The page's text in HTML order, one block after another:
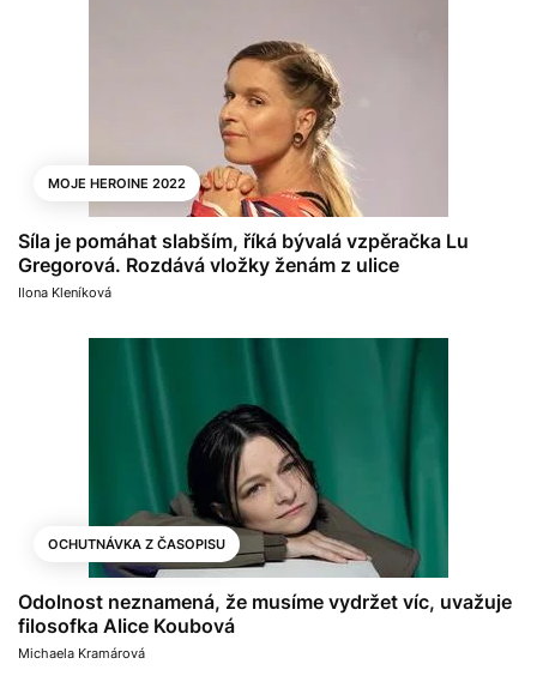
MOJE HEROINE 2022
Síla je pomáhat slabším, říká bývalá vzpěračka Lu
Gregorová. Rozdává vložky ženám z ulice
Ilona Kleníková
OCHUTNÁVKA Z ČASOPISU
Odolnost neznamená, že musíme vydržet víc, uvažuje
filosofka Alice Koubová
Michaela Kramárová